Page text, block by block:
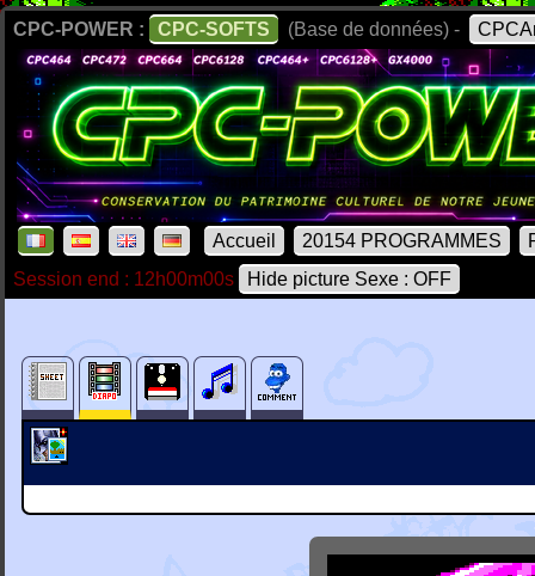
CPC-POWER : CPC-SOFTS (Base de données) -
Accueil 20154 PROGRAMMES
Session end : 12h00m00s
Hide picture Sexe : OFF